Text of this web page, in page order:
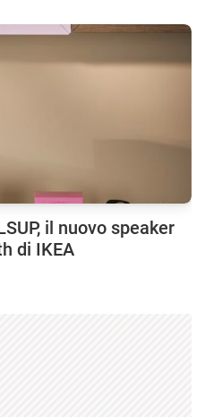
il nuovo speaker
di IKEA